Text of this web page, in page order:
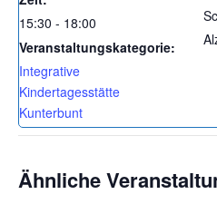
15:30 - 18:00
Veranstaltungskategorie:
Integrative
Kindertagesstätte
Kunterbunt
Ähnliche